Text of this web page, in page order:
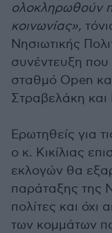
ολοκληρωθούν
κοινωνίας»,
Νησιωτικής
συνέντευξη
σταθμό Open
Στραβελάκη
Ερωτηθείς για
ο κ. Κικίλιας
εκλογών θα
παράταξης της
πολίτες και
των κομμάτων